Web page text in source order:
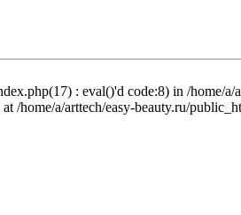
: eval()'d code:8) in /home/a/
/home/a/arttech/easy-beauty.ru/